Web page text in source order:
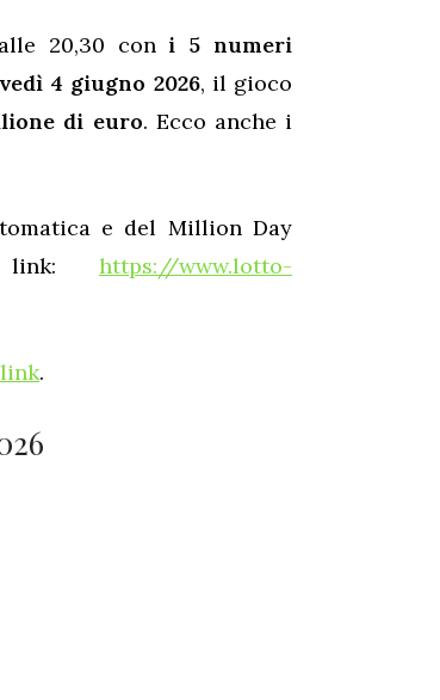
20,30 con i 5 numeri
4 giugno 2026, il gioco
di euro. Ecco anche i
e del Million Day
link: https://www.lotto-
.